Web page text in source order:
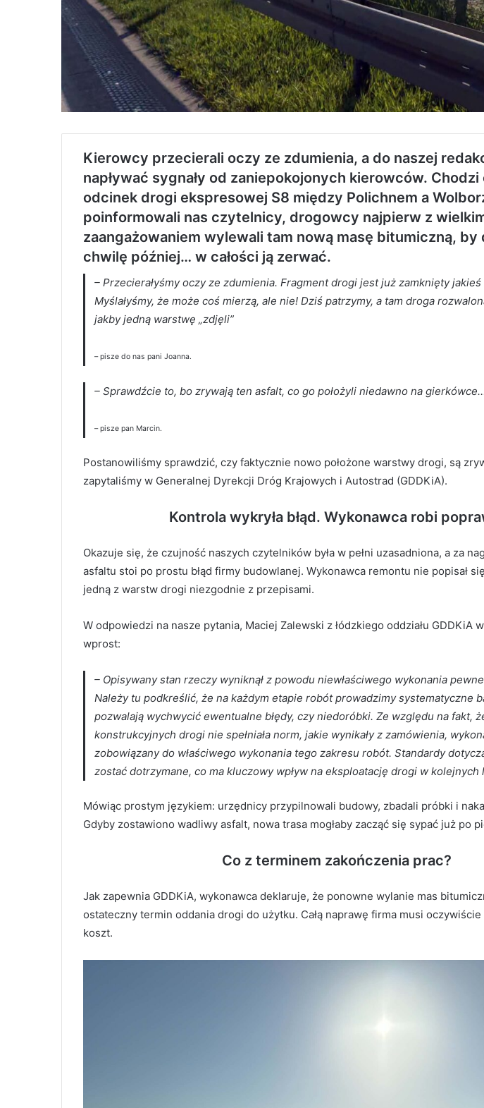
Kierowcy przecierali oczy ze zdumienia, a do naszej
napływać sygnały od zaniepokojonych kierowców.
odcinek drogi ekspresowej S8 między Polichnem a
poinformowali nas czytelnicy, drogowcy najpierw z
zaangażowaniem wylewali tam nową masę bitumiczną, by
chwilę później… w całości ją zerwać.
–Przecierałyśmy oczy ze zdumienia. Fragment drogi jest już zamknięty
Myślałyśmy, że może coś mierzą, ale nie! Dziś patrzymy, a tam droga
jakby jedną warstwę „zdjęli”
– pisze do nas pani Joanna.
– Sprawdźcie to, bo zrywają ten asfalt, co go położyli niedawno na gierkówce
– pisze pan Marcin.
Postanowiliśmy sprawdzić, czy faktycznie nowo położone warstwy drogi, są
zapytaliśmy w Generalnej Dyrekcji Dróg Krajowych i Autostrad (GDDKiA).
Kontrola wykryła błąd. Wykonawca robi
Okazuje się, że czujność naszych czytelników była w pełni uzasadniona, a za
asfaltu stoi po prostu błąd firmy budowlanej. Wykonawca remontu nie popisał
jedną z warstw drogi niezgodnie z przepisami.
W odpowiedzi na nasze pytania, Maciej Zalewski z łódzkiego oddziału GDDKiA
wprost:
– Opisywany stan rzeczy wyniknął z powodu niewłaściwego wykonania
Należy tu podkreślić, że na każdym etapie robót prowadzimy systematyczne
pozwalają wychwycić ewentualne błędy, czy niedoróbki. Ze względu na fakt,
konstrukcyjnych drogi nie spełniała norm, jakie wynikały z zamówienia,
zobowiązany do właściwego wykonania tego zakresu robót. Standardy
zostać dotrzymane, co ma kluczowy wpływ na eksploatację drogi w kolejnych
Mówiąc prostym językiem: urzędnicy przypilnowali budowy, zbadali próbki i
Gdyby zostawiono wadliwy asfalt, nowa trasa mogłaby zacząć się sypać już po
Co z terminem zakończenia prac?
Jak zapewnia GDDKiA, wykonawca deklaruje, że ponowne wylanie mas
ostateczny termin oddania drogi do użytku. Całą naprawę firma musi oczywiście
koszt.